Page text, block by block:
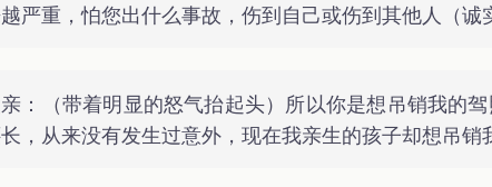
严重，怕您出什么事故，伤到自己或伤到其他人（诚
：（带着明显的怒气抬起头）所以你是想吊销我的
，从来没有发生过意外，现在我亲生的孩子却想吊销